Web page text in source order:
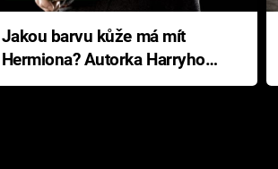
Jakou barvu kůže má mít
Hermiona? Autorka Harryho
Pottera přišla s ráznou